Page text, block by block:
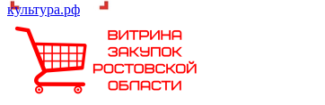
культура.рф